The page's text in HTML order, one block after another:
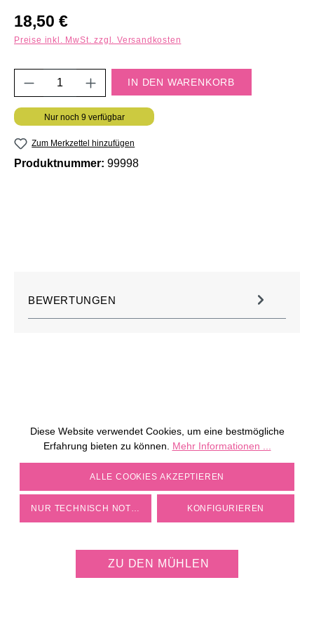
Regulärer Preis:
18,50 €
Preise inkl. MwSt. zzgl. Versandkosten
Produkt Anzahl: Gib den gewünschten
IN DEN WARENKORB
Nur noch 9 verfügbar
Zum Merkzettel hinzufügen
Produktnummer: 99998
BEWERTUNGEN
JETZT KOSTENLOS
ZU DEN MÜHLEN
Diese Website verwendet Cookies, um eine bestmögliche
Erfahrung bieten zu können. Mehr Informationen ...
COOKIE-EINSTELLUNGEN
ALLE COOKIES AKZEPTIEREN
NUR TECHNISCH NOTWENDIGE KONFIGURIEREN